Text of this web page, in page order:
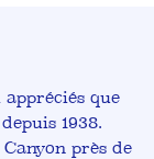
que
1938.
près de